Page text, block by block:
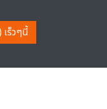
ร็วๆนี้